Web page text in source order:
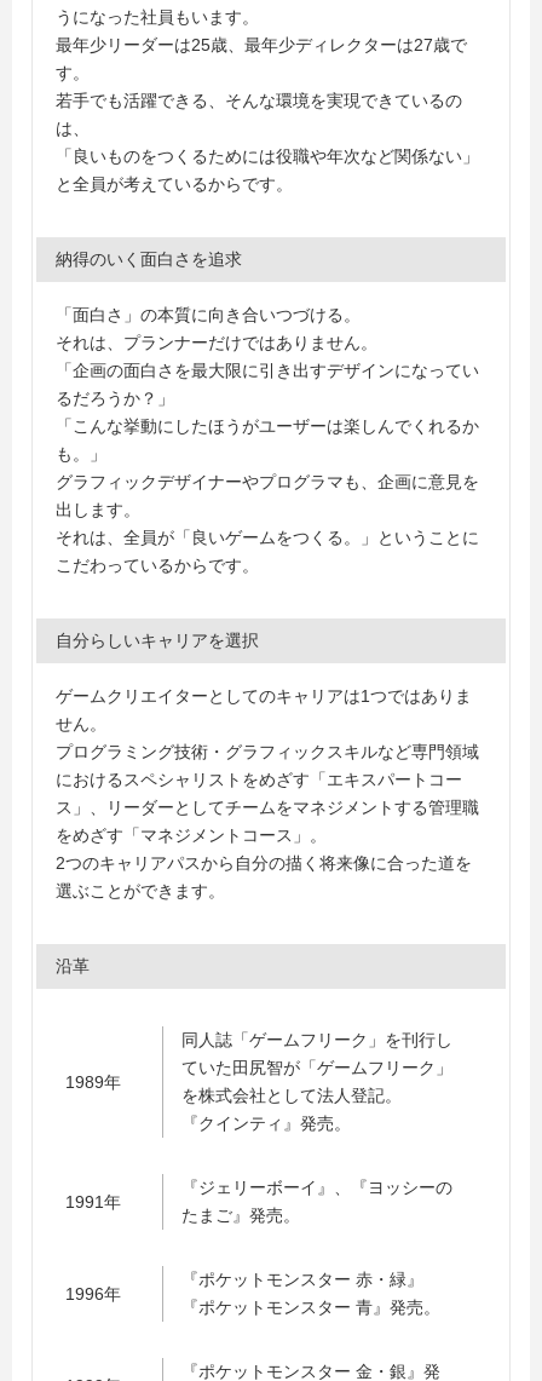
うになった社員もいます。
最年少リーダーは25歳、最年少ディレクターは27歳で
す。
若手でも活躍できる、そんな環境を実現できているの
は、
「良いものをつくるためには役職や年次など関係ない」
と全員が考えているからです。
納得のいく面白さを追求
「面白さ」の本質に向き合いつづける。
それは、プランナーだけではありません。
「企画の面白さを最大限に引き出すデザインになってい
るだろうか？」
「こんな挙動にしたほうがユーザーは楽しんでくれるか
も。」
グラフィックデザイナーやプログラマも、企画に意見を
出します。
それは、全員が「良いゲームをつくる。」ということに
こだわっているからです。
自分らしいキャリアを選択
ゲームクリエイターとしてのキャリアは1つではありま
せん。
プログラミング技術・グラフィックスキルなど専門領域
におけるスペシャリストをめざす「エキスパートコー
ス」、リーダーとしてチームをマネジメントする管理職
をめざす「マネジメントコース」。
2つのキャリアパスから自分の描く将来像に合った道を
選ぶことができます。
沿革
1989年
同人誌「ゲームフリーク」を刊行し
ていた田尻智が「ゲームフリーク」
を株式会社として法人登記。
『クインティ』発売。
1991年
『ジェリーボーイ』、『ヨッシーの
たまご』発売。
1996年
『ポケットモンスター 赤・緑』
『ポケットモンスター 青』発売。
『ポケットモンスター 金・銀』発